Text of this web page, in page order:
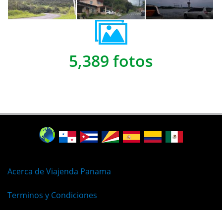
5,389 fotos
Acerca de Viajenda Panama
Terminos y Condiciones